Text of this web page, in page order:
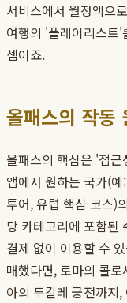
서비스에서 월정액으
여행의 '플레이리스트'
셈이죠.
올패스의 작동
올패스의 핵심은 '접
앱에서 원하는 국가(
투어, 유럽 핵심 코스)
당 카테고리에 포함된
결제 없이 이용할 수
매했다면, 로마의 콜
아의 두칼레 궁전까지